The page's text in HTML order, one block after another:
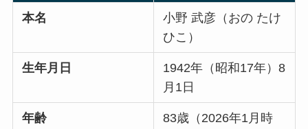
本名
小野 武彦（おの たけ
ひこ）
生年月日
1942年（昭和17年）8
月1日
年齢
83歳（2026年1月時